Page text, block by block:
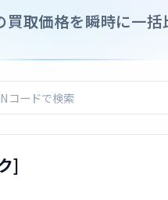
買取価格を瞬時に一括
]